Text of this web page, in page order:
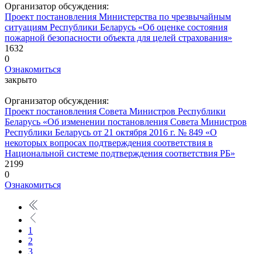
Организатор обсуждения:
Проект постановления Министерства по чрезвычайным
ситуациям Республики Беларусь «Об оценке состояния
пожарной безопасности объекта для целей страхования»
1632
0
Ознакомиться
закрыто
Организатор обсуждения:
Проект постановления Совета Министров Республики
Беларусь «Об изменении постановления Совета Министров
Республики Беларусь от 21 октября 2016 г. № 849 «О
некоторых вопросах подтверждения соответствия в
Национальной системе подтверждения соответствия РБ»
2199
0
Ознакомиться
1
2
3